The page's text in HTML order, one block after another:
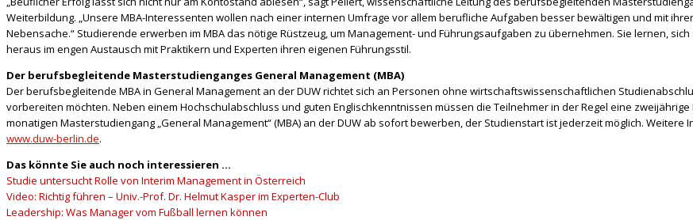
Weiterbildung. „Unsere MBA-Interessenten wollen nach einer internen Umfrage vor allem berufliche Aufgaben besser bewältigen und mit
Nebensache.“ Studierende erwerben im MBA das nötige Rüstzeug, um Management- und Führungsaufgaben zu übernehmen. Sie lernen,
heraus im engen Austausch mit Praktikern und Experten ihren eigenen Führungsstil.
Der berufsbegleitende Masterstudienganges General Management (MBA)
Der berufsbegleitende MBA in General Management an der DUW richtet sich an Personen ohne wirtschaftswissenschaftlichen
vorbereiten möchten. Neben einem Hochschulabschluss und guten Englischkenntnissen müssen die Teilnehmer in der Regel eine
monatigen Masterstudiengang „General Management“ (MBA) an der DUW ab sofort bewerben, der Studienstart ist jederzeit möglich.
www.duw-berlin.de.
Das könnte Sie auch noch interessieren …
Studie untersucht Rolle von Interim Management in Österreich
Video: Richtig führen – Univ.-Prof. Dr. Helmut Kasper im Experten-Club
Leadership: Was Manager vom Fußball lernen können